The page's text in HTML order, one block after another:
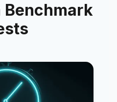
Benchmark